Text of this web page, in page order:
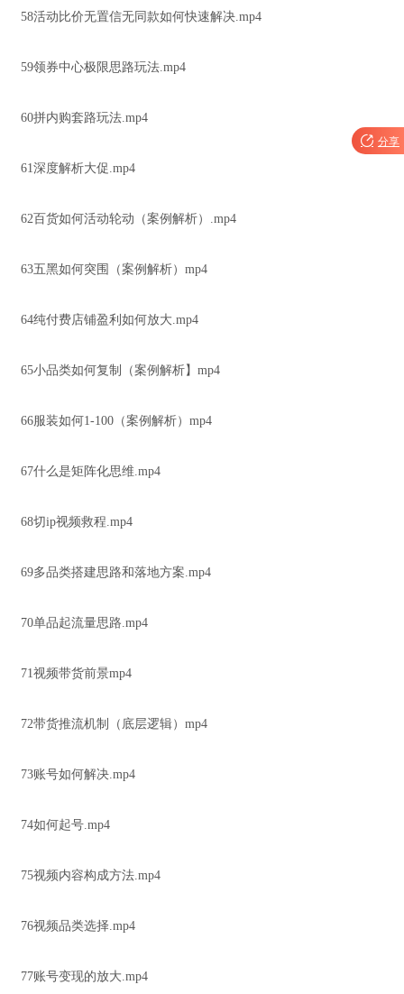
58活动比价无置信无同款如何快速解决.mp4
59领券中心极限思路玩法.mp4
60拼内购套路玩法.mp4
61深度解析大促.mp4
62百货如何活动轮动（案例解析）.mp4
63五黑如何突围（案例解析）mp4
64纯付费店铺盈利如何放大.mp4
65小品类如何复制（案例解析】mp4
66服装如何1-100（案例解析）mp4
67什么是矩阵化思维.mp4
68切ip视频救程.mp4
69多品类搭建思路和落地方案.mp4
70单品起流量思路.mp4
71视频带货前景mp4
72带货推流机制（底层逻辑）mp4
73账号如何解决.mp4
74如何起号.mp4
75视频内容构成方法.mp4
76视频品类选择.mp4
77账号变现的放大.mp4
 分享